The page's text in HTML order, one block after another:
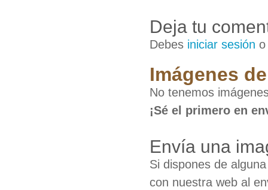
Deja tu
Debes iniciar sesión
Imágenes
No tenemos
¡Sé el primero en
Envía una
Si dispones de
con nuestra web al